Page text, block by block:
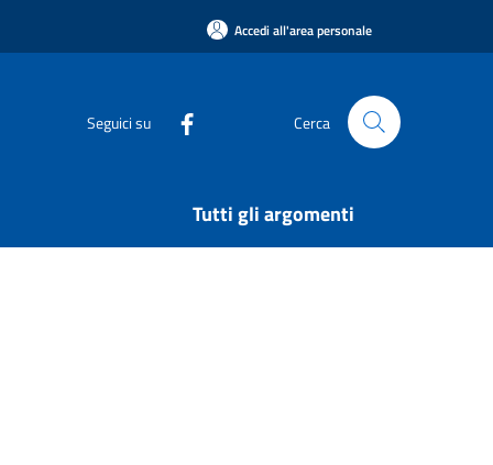
Accedi all'area personale
Seguici su Cerca
Tutti gli argomenti